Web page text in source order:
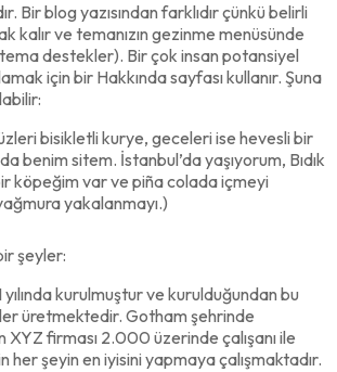
Bir blog yazısından farklıdır çünkü belirli
kalır ve temanızın gezinme menüsünde
destekler). Bir çok insan potansiyel
için bir Hakkında sayfası kullanır. Şuna
bisikletli kurye, geceleri ise hevesli bir
benim sitem. İstanbul’da yaşıyorum, Bıdık
köpeğim var ve piña colada içmeyi
yakalanmayı.)
şeyler:
yılında kurulmuştur ve kurulduğundan bu
üretmektedir. Gotham şehrinde
XYZ firması 2.000 üzerinde çalışanı ile
her şeyin en iyisini yapmaya çalışmaktadır.